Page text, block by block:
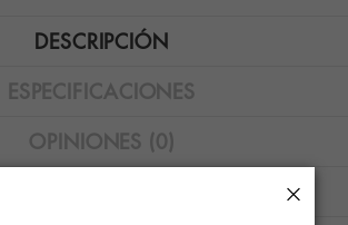
DESCRIPCIÓN
ESPECIFICACIONES
OPINIONES (0)
×